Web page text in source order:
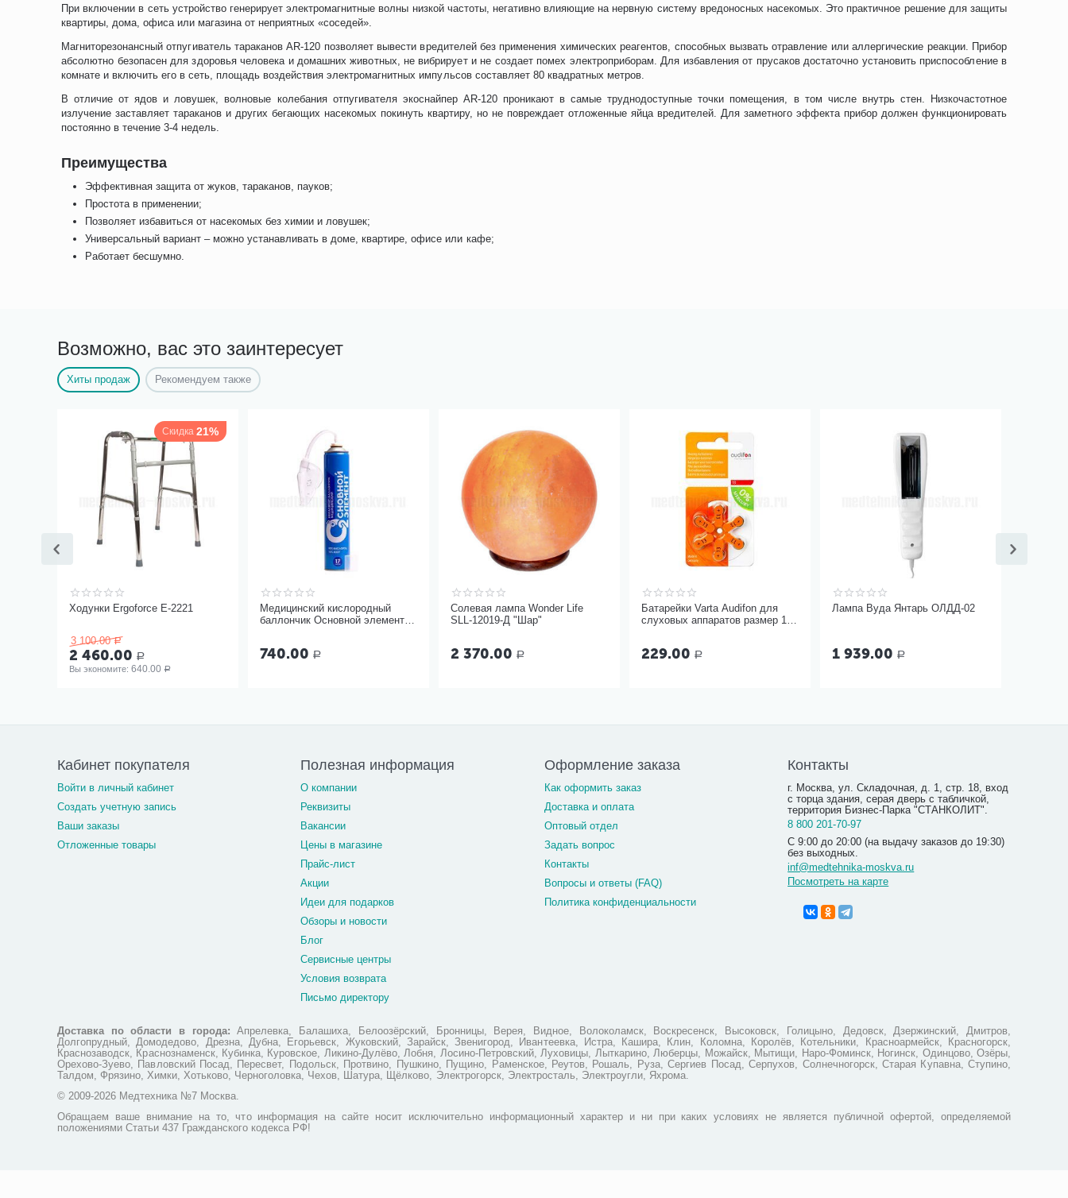
При включении в сеть устройство генерирует электромагнитные волны низкой частоты, негативно влияющие на нервную систему вредоносных насекомых. Это практичное решение для защиты
квартиры, дома, офиса или магазина от неприятных «соседей».
Магниторезонансный отпугиватель тараканов AR-120 позволяет вывести вредителей без применения химических реагентов, способных вызвать отравление или аллергические реакции. Прибор
абсолютно безопасен для здоровья человека и домашних животных, не вибрирует и не создает помех электроприборам. Для избавления от прусаков достаточно установить приспособление в
комнате и включить его в сеть, площадь воздействия электромагнитных импульсов составляет 80 квадратных метров.
В отличие от ядов и ловушек, волновые колебания отпугивателя экоснайпер AR-120 проникают в самые труднодоступные точки помещения, в том числе внутрь стен. Низкочастотное
излучение заставляет тараканов и других бегающих насекомых покинуть квартиру, но не повреждает отложенные яйца вредителей. Для заметного эффекта прибор должен функционировать
постоянно в течение 3-4 недель.
Преимущества
Эффективная защита от жуков, тараканов, пауков;
Простота в применении;
Позволяет избавиться от насекомых без химии и ловушек;
Универсальный вариант – можно устанавливать в доме, квартире, офисе или кафе;
Работает бесшумно.
Возможно, вас это заинтересует
Хиты продаж Рекомендуем также
Скидка 21%
Ходунки Ergoforce Е-2221
3 100.00 Р
2 460.00 Р
Вы экономите: 640.00 Р
Медицинский кислородный
баллончик Основной элемент
740.00 Р
Солевая лампа Wonder Life
SLL-12019-Д "Шар"
2 370.00 Р
Батарейки Varta Audifon для
слуховых аппаратов размер 13,
229.00 Р
Лампа Вуда Янтарь ОЛДД-02
1 939.00 Р
Кабинет покупателя
Войти в личный кабинет
Создать учетную запись
Ваши заказы
Отложенные товары
Полезная информация
О компании
Реквизиты
Вакансии
Цены в магазине
Прайс-лист
Акции
Идеи для подарков
Обзоры и новости
Блог
Сервисные центры
Условия возврата
Письмо директору
Оформление заказа
Как оформить заказ
Доставка и оплата
Оптовый отдел
Задать вопрос
Контакты
Вопросы и ответы (FAQ)
Политика конфиденциальности
Контакты
г. Москва, ул. Складочная, д. 1, стр. 18, вход
с торца здания, серая дверь с табличкой,
территория Бизнес-Парка "СТАНКОЛИТ".
8 800 201-70-97
С 9:00 до 20:00 (на выдачу заказов до 19:30)
без выходных.
inf@medtehnika-moskva.ru
Посмотреть на карте
Доставка по области в города: Апрелевка, Балашиха, Белоозёрский, Бронницы, Верея, Видное, Волоколамск, Воскресенск, Высоковск, Голицыно, Дедовск, Дзержинский, Дмитров,
Долгопрудный, Домодедово, Дрезна, Дубна, Егорьевск, Жуковский, Зарайск, Звенигород, Ивантеевка, Истра, Кашира, Клин, Коломна, Королёв, Котельники, Красноармейск, Красногорск,
Краснозаводск, Краснознаменск, Кубинка, Куровское, Ликино-Дулёво, Лобня, Лосино-Петровский, Луховицы, Лыткарино, Люберцы, Можайск, Мытищи, Наро-Фоминск, Ногинск, Одинцово, Озёры,
Орехово-Зуево, Павловский Посад, Пересвет, Подольск, Протвино, Пушкино, Пущино, Раменское, Реутов, Рошаль, Руза, Сергиев Посад, Серпухов, Солнечногорск, Старая Купавна, Ступино,
Талдом, Фрязино, Химки, Хотьково, Черноголовка, Чехов, Шатура, Щёлково, Электрогорск, Электросталь, Электроугли, Яхрома.
© 2009-2026 Медтехника №7 Москва.
Обращаем ваше внимание на то, что информация на сайте носит исключительно информационный характер и ни при каких условиях не является публичной офертой, определяемой
положениями Статьи 437 Гражданского кодекса РФ!